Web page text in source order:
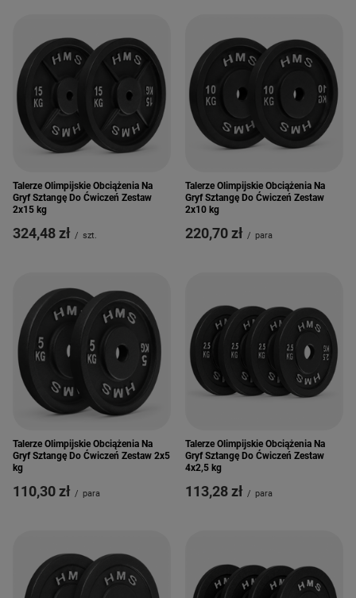
Talerze Olimpijskie Obciążenia Na
Gryf Sztangę Do Ćwiczeń Zestaw
2x15 kg
324,48 zł / szt.
Talerze Olimpijskie Obciążenia Na
Gryf Sztangę Do Ćwiczeń Zestaw
2x10 kg
220,70 zł / para
Talerze Olimpijskie Obciążenia Na
Gryf Sztangę Do Ćwiczeń Zestaw 2x5
kg
110,30 zł / para
Talerze Olimpijskie Obciążenia Na
Gryf Sztangę Do Ćwiczeń Zestaw
4x2,5 kg
113,28 zł / para